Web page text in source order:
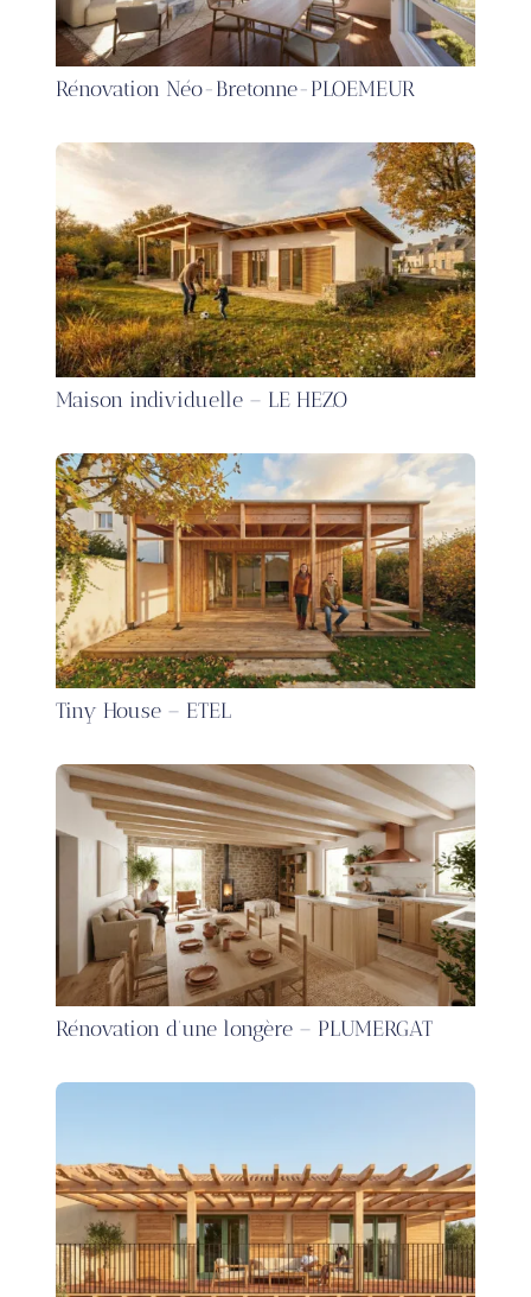
Rénovation Néo-Bretonne-PLOEMEUR
Maison individuelle – LE HEZO
Tiny House – ETEL
Rénovation d’une longère – PLUMERGAT